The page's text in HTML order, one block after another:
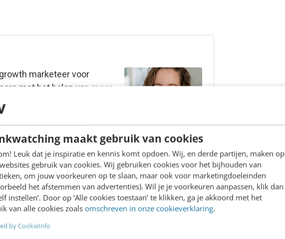
maakt gebruik van cookies
Leuk dat je inspiratie en kennis komt opdoen. Wij, en derde partijen, maken op
gebruik van cookies. Wij gebruiken cookies voor het bijhouden van
om jouw voorkeuren op te slaan, maar ook voor marketingdoeleinden
het afstemmen van advertenties). Wil je je voorkeuren aanpassen, klik dan
instellen’. Door op ‘Alle cookies toestaan’ te klikken, ga je akkoord met het
van alle cookies zoalsomschreven in onze cookieverklaring.
by CookieInfo
marketeer voor
met het halen van meer